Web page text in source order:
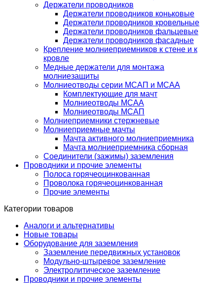
Держатели проводников
Держатели проводников коньковые
Держатели проводников кровельные
Держатели проводников фальцевые
Держатели проводников фасадные
Крепление молниеприемников к стене и к
кровле
Медные держатели для монтажа
молниезащиты
Молниеотводы серии МСАП и МСАА
Комплектующие для мачт
Молниеотводы МСАА
Молниеотводы МСАП
Молниеприемники стержневые
Молниеприемные мачты
Мачта активного молниеприемника
Мачта молниеприемника сборная
Соединители (зажимы) заземления
Проводники и прочие элементы
Полоса горячеоцинкованная
Проволока горячеоцинкованная
Прочие элементы
Категории товаров
Аналоги и альтернативы
Новые товары
Оборудование для заземления
Заземление передвижных установок
Модульно-штыревое заземление
Электролитическое заземление
Проводники и прочие элементы